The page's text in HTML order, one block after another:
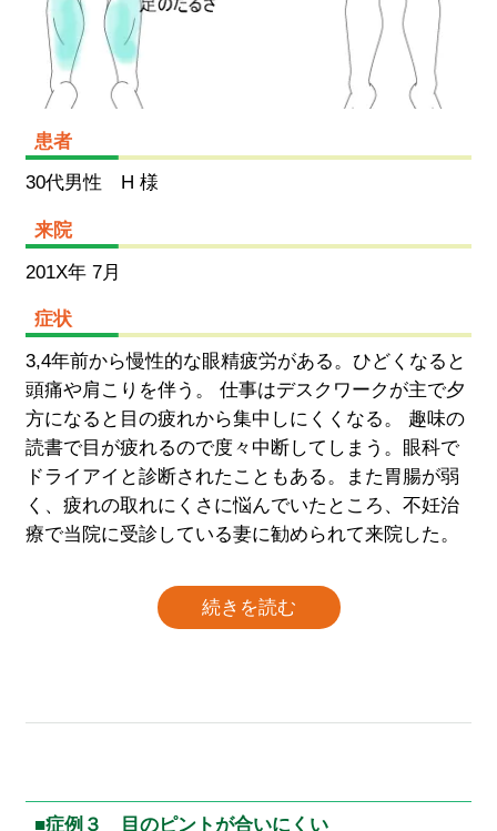
患者
30代男性 H 様
来院
201X年 7月
症状
3,4年前から慢性的な眼精疲労がある。ひどくなると
頭痛や肩こりを伴う。 仕事はデスクワークが主で夕
方になると目の疲れから集中しにくくなる。 趣味の
読書で目が疲れるので度々中断してしまう。眼科で
ドライアイと診断されたこともある。また胃腸が弱
く、疲れの取れにくさに悩んでいたところ、不妊治
療で当院に受診している妻に勧められて来院した。
続きを読む
■症例３ 目のピントが合いにくい